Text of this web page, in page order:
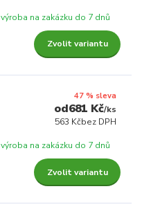
výroba na zakázku do 7 dnů
Zvolit variantu
47 % sleva
681 Kč/ks
563 Kčbez DPH
výroba na zakázku do 7 dnů
Zvolit variantu